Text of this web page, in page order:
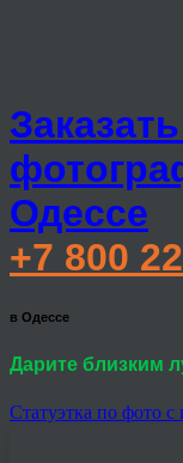
Одессе
+7 800
в Одессе
Дарите близким
Статуэтка по фото